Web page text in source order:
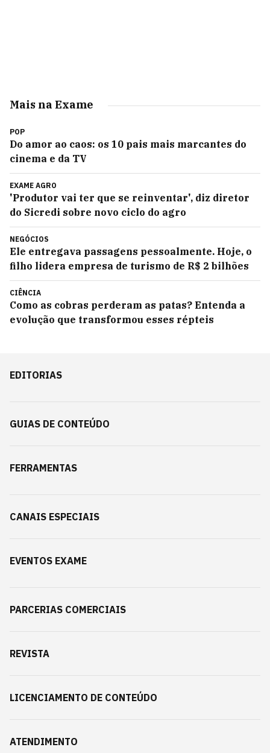
Mais na Exame
POP
Do amor ao caos: os 10 pais mais marcantes do
cinema e da TV
EXAME AGRO
'Produtor vai ter que se reinventar', diz diretor
do Sicredi sobre novo ciclo do agro
NEGÓCIOS
Ele entregava passagens pessoalmente. Hoje, o
filho lidera empresa de turismo de R$ 2 bilhões
CIÊNCIA
Como as cobras perderam as patas? Entenda a
evolução que transformou esses répteis
EDITORIAS
GUIAS DE CONTEÚDO
FERRAMENTAS
CANAIS ESPECIAIS
EVENTOS EXAME
PARCERIAS COMERCIAIS
REVISTA
LICENCIAMENTO DE CONTEÚDO
ATENDIMENTO